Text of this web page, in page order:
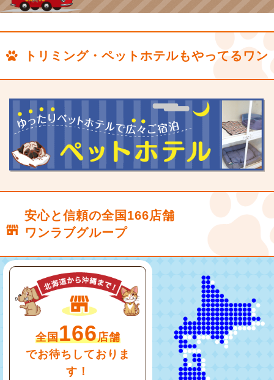
トリミング・ペットホテルもやってるワン
安心と信頼の全国166店舗
ワンラブグループ
全国166店舗
でお待ちしておりま
す！